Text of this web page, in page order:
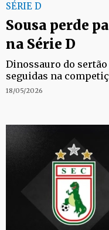
SÉRIE D
Sousa perde
na Série D
Dinossauro do
seguidas na
18/05/2026